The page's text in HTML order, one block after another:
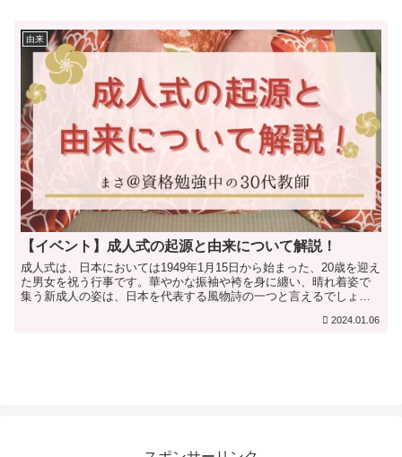
由来
【イベント】成人式の起源と由来について解説！
成人式は、日本においては1949年1月15日から始まった、20歳を迎え
た男女を祝う行事です。華やかな振袖や袴を身に纏い、晴れ着姿で
集う新成人の姿は、日本を代表する風物詩の一つと言えるでしょ
2024.01.06